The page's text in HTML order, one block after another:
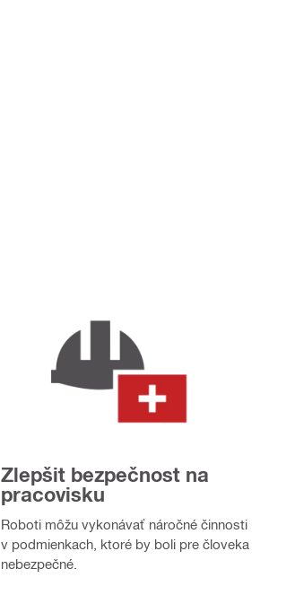
Zlepšit bezpečnost na
pracovisku
Roboti môžu vykonávať náročné činnosti
v podmienkach, ktoré by boli pre človeka
nebezpečné.